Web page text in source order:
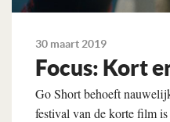
30 maart 2019
Focus: Kort
Go Short behoeft
festival van de korte film